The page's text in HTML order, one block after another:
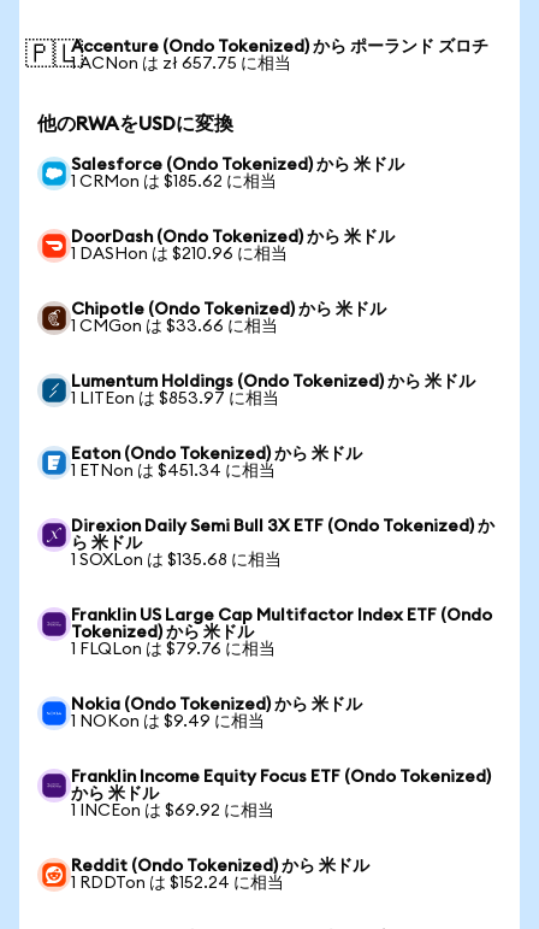
🇵🇱Accenture (Ondo Tokenized) から ポーランド ズロチ
1 ACNon は zł 657.75 に相当
他のRWAをUSDに変換
Salesforce (Ondo Tokenized) から 米ドル
1 CRMon は $185.62 に相当
DoorDash (Ondo Tokenized) から 米ドル
1 DASHon は $210.96 に相当
Chipotle (Ondo Tokenized) から 米ドル
1 CMGon は $33.66 に相当
Lumentum Holdings (Ondo Tokenized) から 米ドル
1 LITEon は $853.97 に相当
Eaton (Ondo Tokenized) から 米ドル
1 ETNon は $451.34 に相当
Direxion Daily Semi Bull 3X ETF (Ondo Tokenized) か
ら 米ドル
1 SOXLon は $135.68 に相当
Franklin US Large Cap Multifactor Index ETF (Ondo
Tokenized) から 米ドル
1 FLQLon は $79.76 に相当
Nokia (Ondo Tokenized) から 米ドル
1 NOKon は $9.49 に相当
Franklin Income Equity Focus ETF (Ondo Tokenized)
から 米ドル
1 INCEon は $69.92 に相当
Reddit (Ondo Tokenized) から 米ドル
1 RDDTon は $152.24 に相当